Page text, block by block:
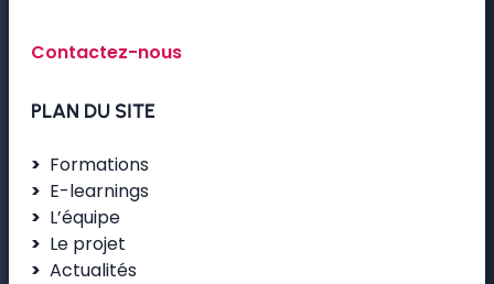
Contactez-nous
PLAN DU SITE
Formations
E-learnings
L’équipe
Le projet
Actualités